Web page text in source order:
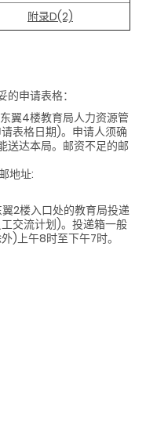
附录D(2)
申请表格：
翼4楼教育局人力资源管
表格日期)。申请人须确
送达本局。邮资不足的邮
地址:
2楼入口处的教育局投递
交流计划)。投递箱一般
)上午8时至下午7时。